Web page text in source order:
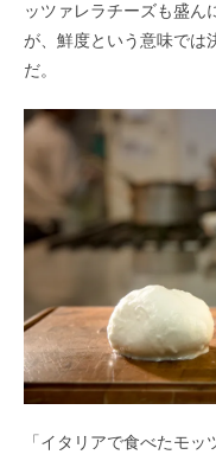
ッツァレラチーズも盛ん
が、鮮度という意味では
だ。
「イタリアで食べたモ